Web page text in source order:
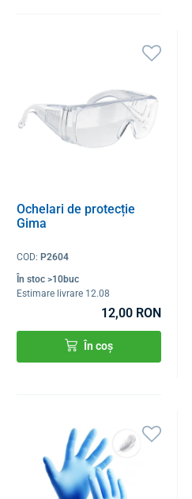
Ochelari de protecție
Gima
COD: P2604
În stoc >10buc
Estimare livrare 12.08
12,00 RON
În coș